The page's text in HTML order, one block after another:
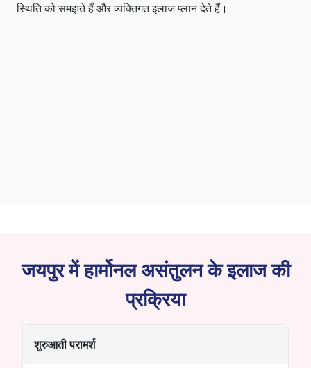
स्थिति को समझते हैं और व्यक्तिगत इलाज प्लान देते हैं।
जयपुर में हार्मोनल असंतुलन के इलाज की
प्रक्रिया
शुरुआती परामर्श